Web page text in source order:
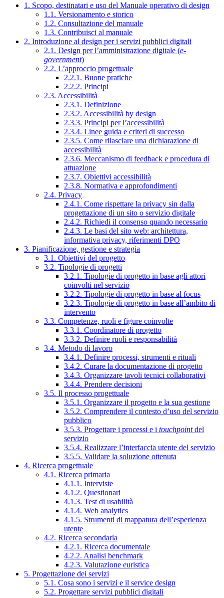
1. Scopo, destinatari e uso del Manuale operativo di design
1.1. Versionamento e storico
1.2. Consultazione del manuale
1.3. Contribuisci al manuale
2. Introduzione al design per i servizi pubblici digitali
2.1. Design per l’amministrazione digitale (e-
government)
2.2. L’approccio progettuale
2.2.1. Buone pratiche
2.2.2. Principi
2.3. Accessibilità
2.3.1. Definizione
2.3.2. Accessibilità by design
2.3.3. Principi per l’accessibilità
2.3.4. Linee guida e criteri di successo
2.3.5. Come rilasciare una dichiarazione di
accessibilità
2.3.6. Meccanismo di feedback e procedura di
attuazione
2.3.7. Obiettivi accessibilità
2.3.8. Normativa e approfondimenti
2.4. Privacy
2.4.1. Come rispettare la privacy sin dalla
progettazione di un sito o servizio digitale
2.4.2. Richiedi il consenso quando necessario
2.4.3. Le basi del sito web: architettura,
informativa privacy, riferimenti DPO
3. Pianificazione, gestione e strategia
3.1. Obiettivi del progetto
3.2. Tipologie di progetti
3.2.1. Tipologie di progetto in base agli attori
coinvolti nel servizio
3.2.2. Tipologie di progetto in base al focus
3.2.3. Tipologie di progetto in base all’ambito di
intervento
3.3. Competenze, ruoli e figure coinvolte
3.3.1. Coordinatore di progetto
3.3.2. Definire ruoli e responsabilità
3.4. Metodo di lavoro
3.4.1. Definire processi, strumenti e rituali
3.4.2. Curare la documentazione di progetto
3.4.3. Organizzare tavoli tecnici collaborativi
3.4.4. Prendere decisioni
3.5. Il processo progettuale
3.5.1. Organizzare il progetto e la sua gestione
3.5.2. Comprendere il contesto d’uso del servizio
pubblico
3.5.3. Progettare i processi e i touchpointdel
servizio
3.5.4. Realizzare l’interfaccia utente del servizio
3.5.5. Validare la soluzione ottenuta
4. Ricerca progettuale
4.1. Ricerca primaria
4.1.1. Interviste
4.1.2. Questionari
4.1.3. Test di usabilità
4.1.4. Web analytics
4.1.5. Strumenti di mappatura dell’esperienza
utente
4.2. Ricerca secondaria
4.2.1. Ricerca documentale
4.2.2. Analisi benchmark
4.2.3. Valutazione euristica
5. Progettazione dei servizi
5.1. Cosa sono i servizi e il service design
5.2. Progettare servizi pubblici digitali